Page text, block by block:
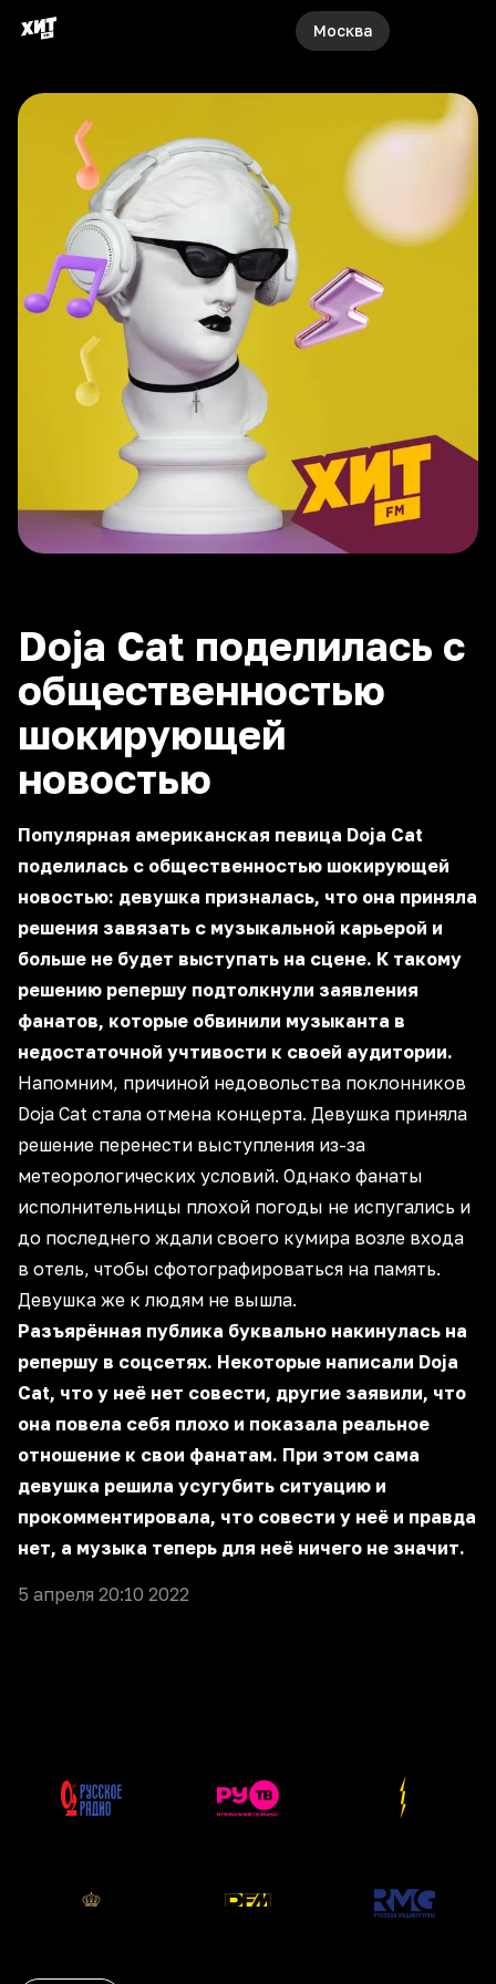
Москва
Doja Cat поделилась с
общественностью
шокирующей
новостью
Популярная американская певица Doja Cat
поделилась с общественностью шокирующей
новостью: девушка призналась, что она приняла
решения завязать с музыкальной карьерой и
больше не будет выступать на сцене. К такому
решению репершу подтолкнули заявления
фанатов, которые обвинили музыканта в
недостаточной учтивости к своей аудитории.
Напомним, причиной недовольства поклонников
Doja Cat стала отмена концерта. Девушка приняла
решение перенести выступления из-за
метеорологических условий. Однако фанаты
исполнительницы плохой погоды не испугались и
до последнего ждали своего кумира возле входа
в отель, чтобы сфотографироваться на память.
Девушка же к людям не вышла.
Разъярённая публика буквально накинулась на
репершу в соцсетях. Некоторые написали Doja
Cat, что у неё нет совести, другие заявили, что
она повела себя плохо и показала реальное
отношение к свои фанатам. При этом сама
девушка решила усугубить ситуацию и
прокомментировала, что совести у неё и правда
нет, а музыка теперь для неё ничего не значит.
5 апреля 20:10 2022